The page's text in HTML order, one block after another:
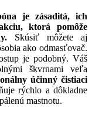
je zásaditá, ich
ktorá pomôže
Skúsiť môžete aj
ako odmasťovač.
je podobný. Váš
škvrnami veľa
účinný čistiaci
rýchlo a dôkladne
mastnotu.